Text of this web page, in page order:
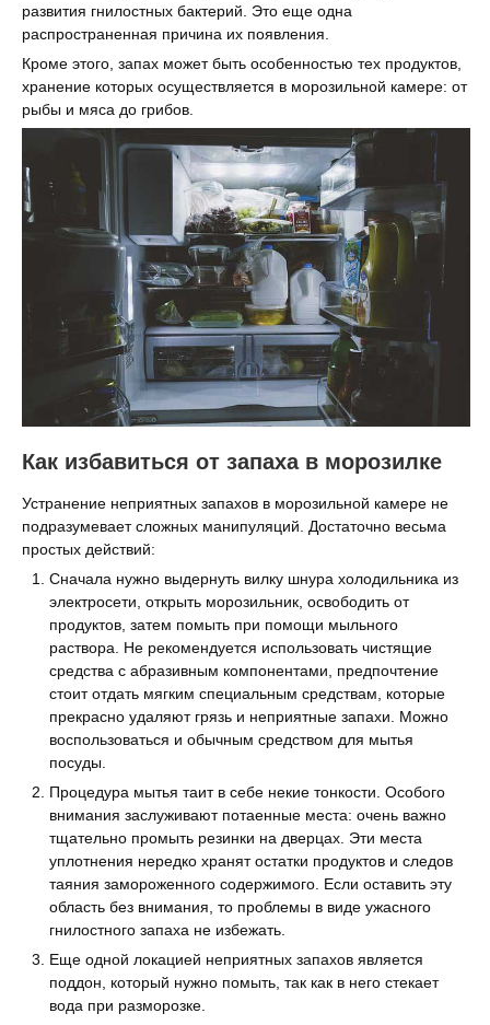
развития гнилостных бактерий. Это еще одна
распространенная причина их появления.
Кроме этого, запах может быть особенностью тех продуктов,
хранение которых осуществляется в морозильной камере: от
рыбы и мяса до грибов.
Как избавиться от запаха в морозилке
Устранение неприятных запахов в морозильной камере не
подразумевает сложных манипуляций. Достаточно весьма
простых действий:
Сначала нужно выдернуть вилку шнура холодильника из
электросети, открыть морозильник, освободить от
продуктов, затем помыть при помощи мыльного
раствора. Не рекомендуется использовать чистящие
средства с абразивным компонентами, предпочтение
стоит отдать мягким специальным средствам, которые
прекрасно удаляют грязь и неприятные запахи. Можно
воспользоваться и обычным средством для мытья
посуды.
Процедура мытья таит в себе некие тонкости. Особого
внимания заслуживают потаенные места: очень важно
тщательно промыть резинки на дверцах. Эти места
уплотнения нередко хранят остатки продуктов и следов
таяния замороженного содержимого. Если оставить эту
область без внимания, то проблемы в виде ужасного
гнилостного запаха не избежать.
Еще одной локацией неприятных запахов является
поддон, который нужно помыть, так как в него стекает
вода при разморозке.